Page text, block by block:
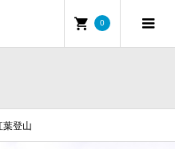
0
葉登山